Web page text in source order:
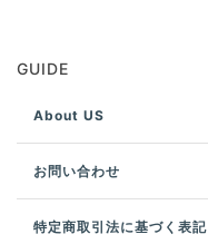
GUIDE
About US
お問い合わせ
特定商取引法に基づく表記